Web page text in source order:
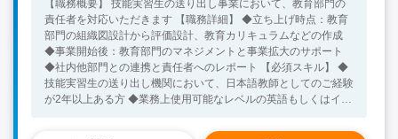
【職務概要】 技能実習生の送り出し事業において、教育部門の
責任者を対応いただきます 【職務詳細】 ◆立ち上げ時点：教育
部門の組織図設計から評価設計、教育カリキュラムなどの作成
◆事業開始後：教育部門のマネジメントと事業拡大のサポート
◆社内他部門との連携と責任者へのレポート 【必須スキル】 ◆
技能実習生の送り出し機関において、日本語教師としてのご経験
が2年以上ある方 ◆業務上使用可能なレベルの英語もしくはイン
る技能実習生の日本語教育に携わった経験